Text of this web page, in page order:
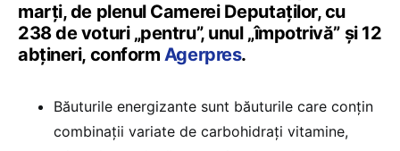
marţi, de plenul Camerei Deputaţilor, cu
238 de voturi „pentru”, unul „împotrivă” şi 12
abţineri, conform Agerpres.
Băuturile energizante sunt băuturile care conţin
combinaţii variate de carbohidraţi vitamine,